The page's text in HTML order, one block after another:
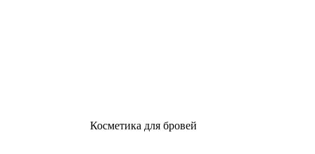
Косметика для бровей